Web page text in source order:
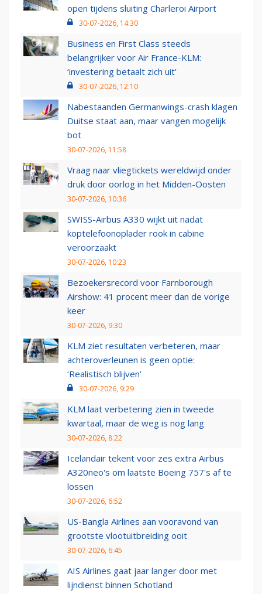
open tijdens sluiting Charleroi Airport
30-07-2026, 14:30
Business en First Class steeds
belangrijker voor Air France-KLM:
‘investering betaalt zich uit’
30-07-2026, 12:10
Nabestaanden Germanwings-crash klagen
Duitse staat aan, maar vangen mogelijk
bot
30-07-2026, 11:58
Vraag naar vliegtickets wereldwijd onder
druk door oorlog in het Midden-Oosten
30-07-2026, 10:36
SWISS-Airbus A330 wijkt uit nadat
koptelefoonoplader rook in cabine
veroorzaakt
30-07-2026, 10:23
Bezoekersrecord voor Farnborough
Airshow: 41 procent meer dan de vorige
keer
30-07-2026, 9:30
KLM ziet resultaten verbeteren, maar
achteroverleunen is geen optie:
‘Realistisch blijven’
30-07-2026, 9:29
KLM laat verbetering zien in tweede
kwartaal, maar de weg is nog lang
30-07-2026, 8:22
Icelandair tekent voor zes extra Airbus
A320neo's om laatste Boeing 757's af te
lossen
30-07-2026, 6:52
US-Bangla Airlines aan vooravond van
grootste vlootuitbreiding ooit
30-07-2026, 6:45
AIS Airlines gaat jaar langer door met
lijndienst binnen Schotland